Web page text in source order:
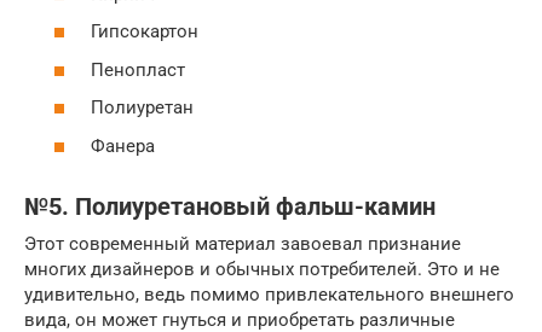
Гипсокартон
Пенопласт
Полиуретан
Фанера
№5. Полиуретановый фальш-камин
Этот современный материал завоевал признание
многих дизайнеров и обычных потребителей. Это и не
удивительно, ведь помимо привлекательного внешнего
вида, он может гнуться и приобретать различные